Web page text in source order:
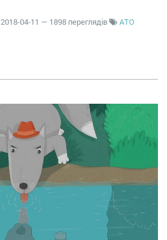
2018-04-11 — 1898 переглядів
АТО